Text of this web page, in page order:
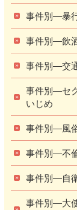
事件別―暴
事件別―飲
事件別―交
事件別―セ
いじめ
事件別―風
事件別―不
事件別―自
事件別―大